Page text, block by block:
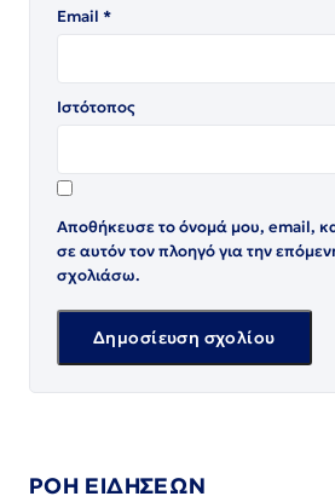
Email *
Ιστότοπος
Αποθήκευσε το όνομά μου, email,
σε αυτόν τον πλοηγό για την
σχολιάσω.
ΡΟΗ ΕΙΔΗΣΕΩΝ